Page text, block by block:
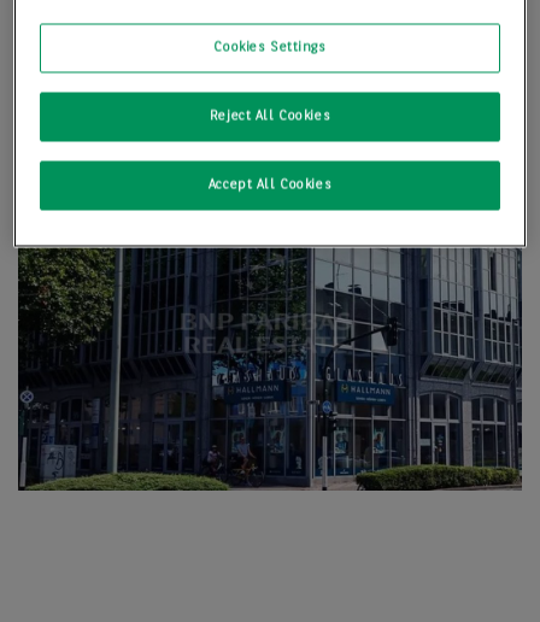
Cookies Settings
Reject All Cookies
Accept All Cookies